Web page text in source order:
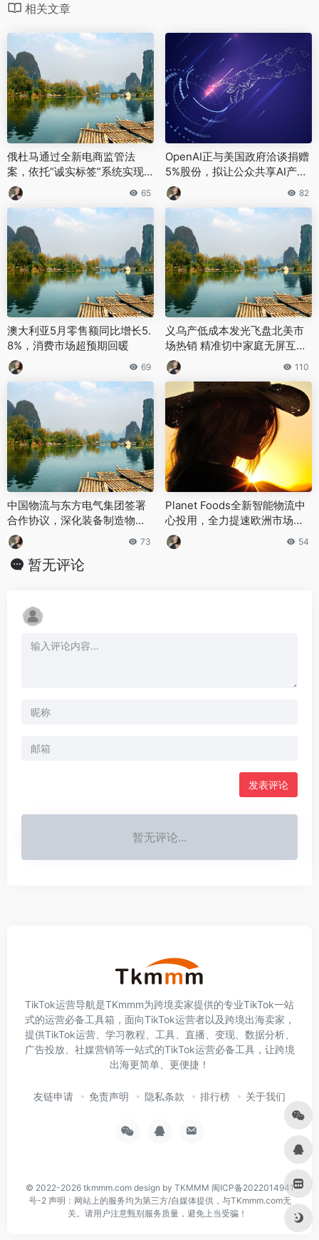
相关文章
俄杜马通过全新电商监管法
案，依托“诚实标签”系统实现
危险商品实时下架
65
OpenAI正与美国政府洽谈捐赠
5%股份，拟让公众共享AI产业
红利
82
澳大利亚5月零售额同比增长5.
8%，消费市场超预期回暖
69
义乌产低成本发光飞盘北美市
场热销 精准切中家庭无屏互动
核心需求
110
中国物流与东方电气集团签署
合作协议，深化装备制造物流
专业化合作
73
Planet Foods全新智能物流中
心投用，全力提速欧洲市场扩
张布局
54
暂无评论
发表评论
暂无评论...
TikTok运营导航是TKmmm为跨境卖家提供的专业TikTok一站
式的运营必备工具箱，面向TikTok运营者以及跨境出海卖家，
提供TikTok运营、学习教程、工具、直播、变现、数据分析、
广告投放、社媒营销等一站式的TikTok运营必备工具，让跨境
出海更简单、更便捷！
友链申请 免责声明 隐私条款 排行榜 关于我们
© 2022-2026 tkmmm.comdesign by TKMMM 闽ICP备2022014941
号-2声明：网站上的服务均为第三方/自媒体提供，与TKmmm.com无
关。请用户注意甄别服务质量，避免上当受骗！